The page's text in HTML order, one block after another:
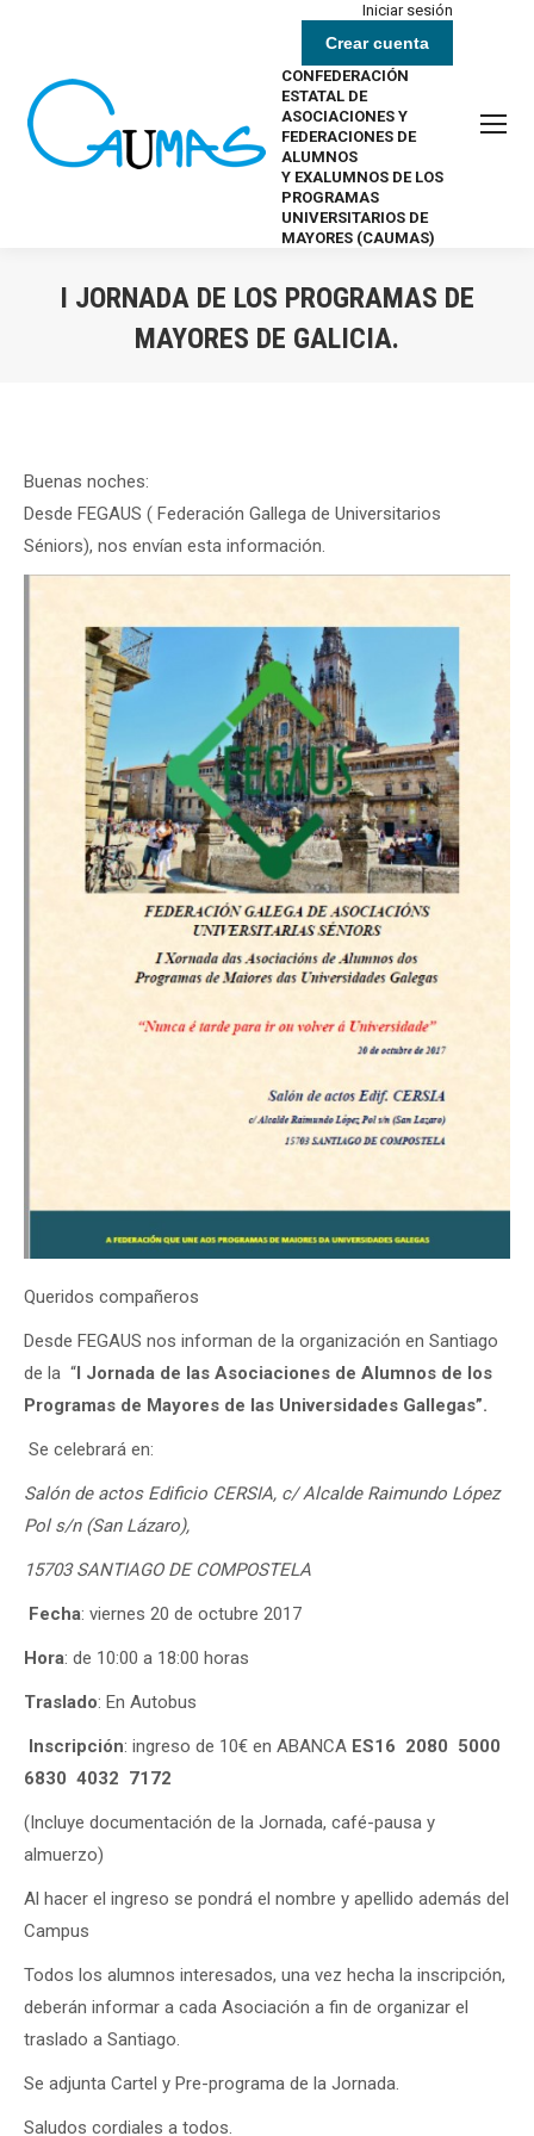
Iniciar sesión
Crear cuenta
CONFEDERACIÓN
ESTATAL DE
ASOCIACIONES Y
FEDERACIONES DE
ALUMNOS
Y EXALUMNOS DE LOS
PROGRAMAS
UNIVERSITARIOS DE
MAYORES (CAUMAS)
I JORNADA DE LOS PROGRAMAS DE
MAYORES DE GALICIA.
Buenas noches:
Desde FEGAUS ( Federación Gallega de Universitarios
Séniors), nos envían esta información.
Queridos compañeros
Desde FEGAUS nos informan de la organización en Santiago
de la “I Jornada de las Asociaciones de Alumnos de los
Programas de Mayores de las Universidades Gallegas”.
Se celebrará en:
Salón de actos Edificio CERSIA, c/ Alcalde Raimundo López
Pol s/n (San Lázaro),
15703 SANTIAGO DE COMPOSTELA
Fecha: viernes 20 de octubre 2017
Hora: de 10:00 a 18:00 horas
Traslado: En Autobus
Inscripción: ingreso de 10€ en ABANCA ES16 2080 5000
6830 4032 7172
(Incluye documentación de la Jornada, café-pausa y
almuerzo)
Al hacer el ingreso se pondrá el nombre y apellido además del
Campus
Todos los alumnos interesados, una vez hecha la inscripción,
deberán informar a cada Asociación a fin de organizar el
traslado a Santiago.
Se adjunta Cartel y Pre-programa de la Jornada.
Saludos cordiales a todos.